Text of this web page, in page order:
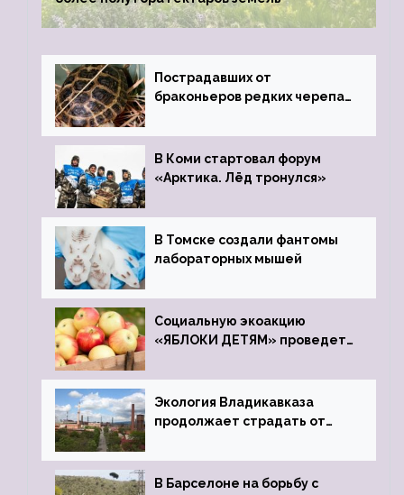
Пострадавших от
браконьеров редких черепах
зоопарк
В Коми стартовал форум
«Арктика. Лёд тронулся»
В Томске создали фантомы
лабораторных мышей
Социальную экоакцию
«ЯБЛОКИ ДЕТЯМ» проведет
Экология Владикавказа
продолжает страдать от
В Барселоне на борьбу с